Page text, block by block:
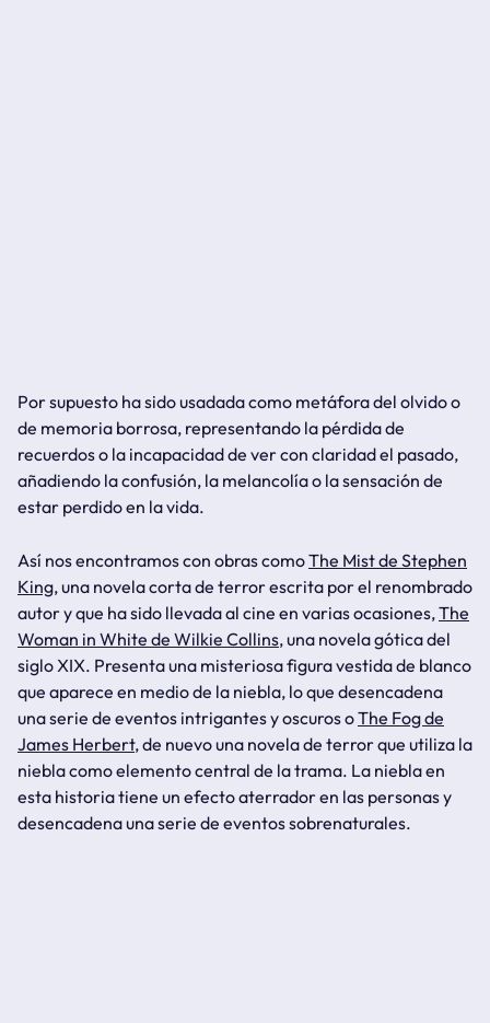
Por supuesto ha sido usadada como metáfora del olvido o
de memoria borrosa, representando la pérdida de
recuerdos o la incapacidad de ver con claridad el pasado,
añadiendo la confusión, la melancolía o la sensación de
estar perdido en la vida.
Así nos encontramos con obras comoThe Mist de Stephen
King, una novela corta de terror escrita por el renombrado
autor y que ha sido llevada al cine en varias ocasiones,The
Woman in White de Wilkie Collins, una novela gótica del
siglo XIX. Presenta una misteriosa figura vestida de blanco
que aparece en medio de la niebla, lo que desencadena
una serie de eventos intrigantes y oscuros oThe Fog de
James Herbert, de nuevo una novela de terror que utiliza la
niebla como elemento central de la trama. La niebla en
esta historia tiene un efecto aterrador en las personas y
desencadena una serie de eventos sobrenaturales.